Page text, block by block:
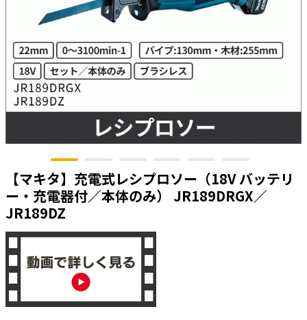
エアコン・換気扇・空調資材
太陽光発電ケーブル・コネクタ・関連資
材/機器
電源ケーブル／コネクタ／分電盤／ブレ
ーカ
照明・照明器具
電源タップ・延長コード
PF管/FEP管/CD管/情報線保護管
ボックス・ビニル電線管付属品・引き込
みカバー
EV充電設備工事関連
感染症関連
その他
太陽光発電工事
ホテル・病院向け
【マキタ】充電式レシプロソー（18V バッテリ
ー・充電器付／本体のみ） JR189DRGX／
JR189DZ